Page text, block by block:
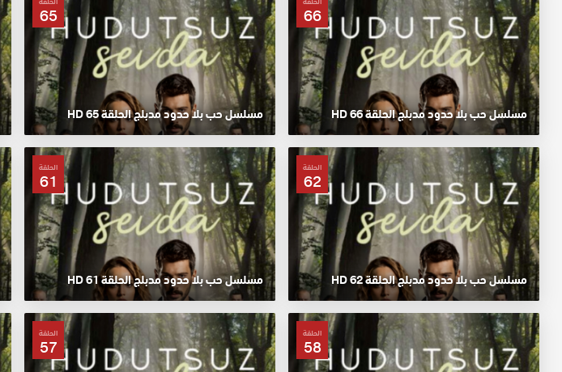
66
مسلسل حب بلا حدود مدبلج الحلقة 66 HD
65
مسلسل حب بلا حدود مدبلج الحلقة 65 HD
الحلقة
62
مسلسل حب بلا حدود مدبلج الحلقة 62 HD
الحلقة
61
مسلسل حب بلا حدود مدبلج الحلقة 61 HD
الحلقة
58
الحلقة
57